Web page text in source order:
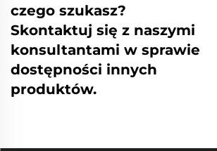
czego szukasz?
Skontaktuj się z naszymi
konsultantami w sprawie
dostępności innych
produktów.